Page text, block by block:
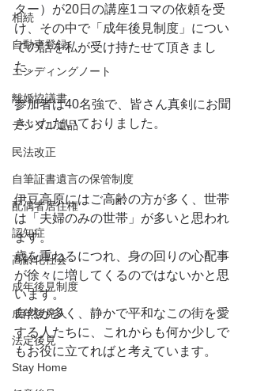
相続
自動車登録
エンディングノート
離婚協議書
デジタル遺品
民法改正
自筆証書遺言の保管制度
配偶者居住権
認知症
高齢化社会
成年後見制度
成年後見人
法定後見
Stay Home
ター）が20日の講座1コマの依頼を受
け、その中で「成年後見制度」につい
ての話を私が受け持たせて頂きまし
た。
参加者は40名強で、皆さん真剣にお聞
きいただいておりました。
伊豆高原にはご高齢の方が多く、世帯
は「夫婦のみの世帯」が多いと思われ
ます。
歳を重ねるにつれ、身の回りの心配事
が徐々に増してくるのではないかと思
います。
自然が多く、静かで平和なこの街を愛
する人たちに、これからも何か少しで
もお役に立てればと考えています。